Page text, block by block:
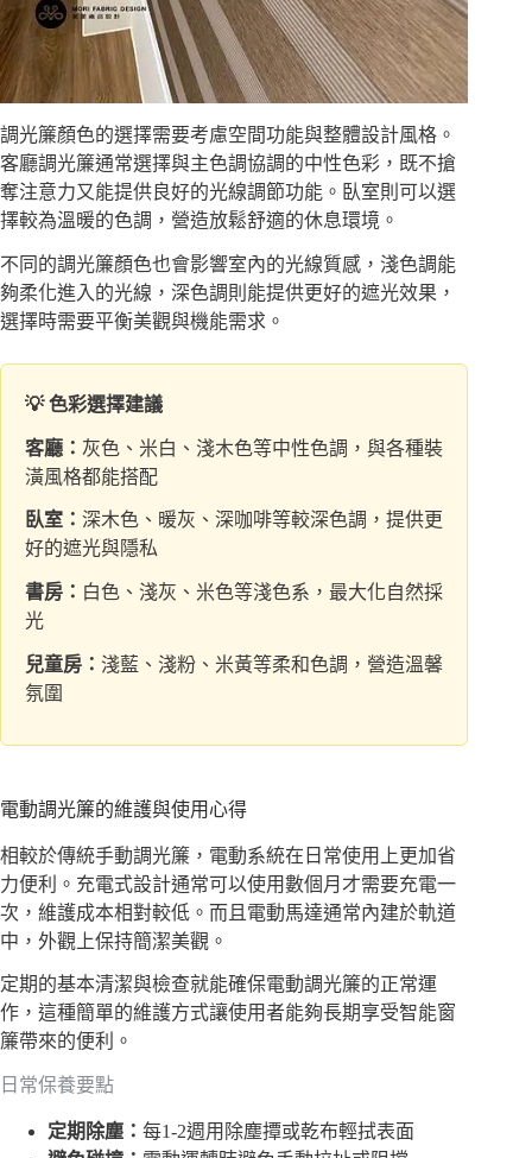
調光簾顏色的選擇需要考慮空間功能與整體設計風格。
客廳調光簾通常選擇與主色調協調的中性色彩，既不搶
奪注意力又能提供良好的光線調節功能。臥室則可以選
擇較為溫暖的色調，營造放鬆舒適的休息環境。
不同的調光簾顏色也會影響室內的光線質感，淺色調能
夠柔化進入的光線，深色調則能提供更好的遮光效果，
選擇時需要平衡美觀與機能需求。
💡 色彩選擇建議
客廳： 灰色、米白、淺木色等中性色調，與各種裝
潢風格都能搭配
臥室： 深木色、暖灰、深咖啡等較深色調，提供更
好的遮光與隱私
書房： 白色、淺灰、米色等淺色系，最大化自然採
光
兒童房： 淺藍、淺粉、米黃等柔和色調，營造溫馨
氛圍
電動調光簾的維護與使用心得
相較於傳統手動調光簾，電動系統在日常使用上更加省
力便利。充電式設計通常可以使用數個月才需要充電一
次，維護成本相對較低。而且電動馬達通常內建於軌道
中，外觀上保持簡潔美觀。
定期的基本清潔與檢查就能確保電動調光簾的正常運
作，這種簡單的維護方式讓使用者能夠長期享受智能窗
簾帶來的便利。
日常保養要點
定期除塵： 每1-2週用除塵撢或乾布輕拭表面